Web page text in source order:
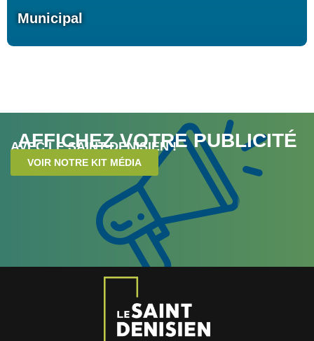
Municipal
AFFICHEZ VOTRE PUBLICITÉ
AVEC LE SAINT-DENISIEN !
VOIR NOTRE KIT MÉDIA